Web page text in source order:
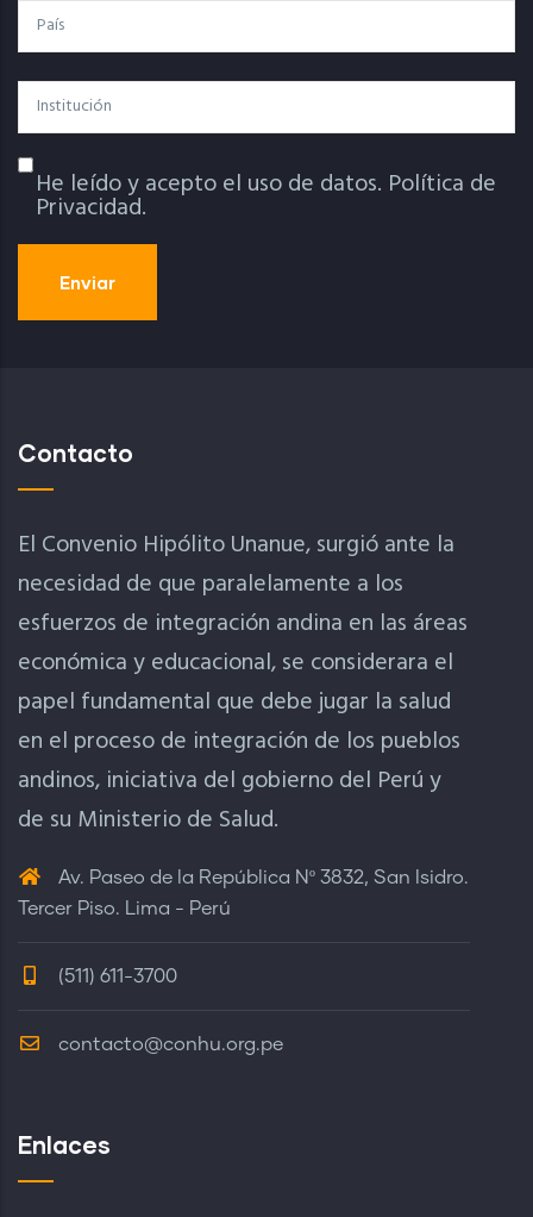
País
Institución
Política De Privacidad
He leído y acepto el uso de datos. Política de
Privacidad.
Contacto
El Convenio Hipólito Unanue, surgió ante la
necesidad de que paralelamente a los
esfuerzos de integración andina en las áreas
económica y educacional, se considerara el
papel fundamental que debe jugar la salud
en el proceso de integración de los pueblos
andinos, iniciativa del gobierno del Perú y
de su Ministerio de Salud.
Av. Paseo de la República Nº 3832, San Isidro.
Tercer Piso. Lima - Perú
(511) 611-3700
contacto@conhu.org.pe
Enlaces